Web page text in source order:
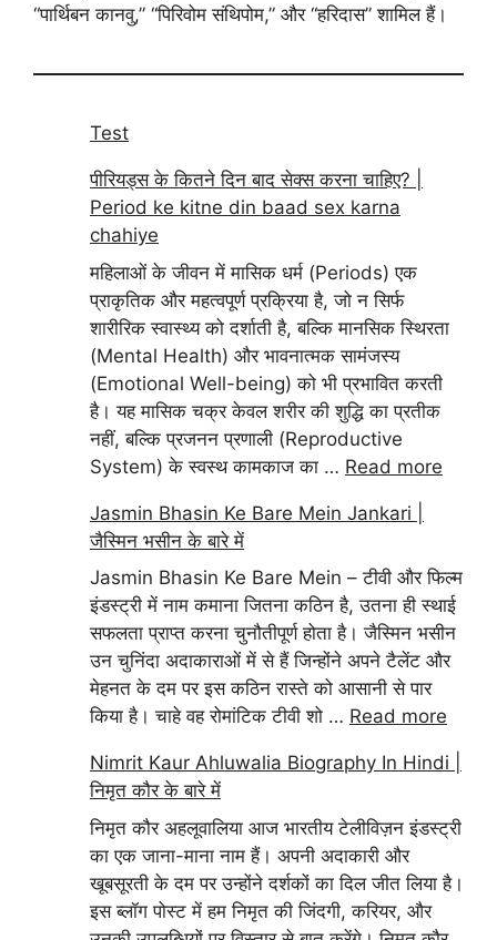
“पार्थिबन कानवु,” “पिरिवोम संथिपोम,” और “हरिदास” शामिल हैं।
Test
पीरियड्स के कितने दिन बाद सेक्स करना चाहिए? |
Period ke kitne din baad sex karna
chahiye
महिलाओं के जीवन में मासिक धर्म (Periods) एक
प्राकृतिक और महत्वपूर्ण प्रक्रिया है, जो न सिर्फ
शारीरिक स्वास्थ्य को दर्शाती है, बल्कि मानसिक स्थिरता
(Mental Health) और भावनात्मक सामंजस्य
(Emotional Well-being) को भी प्रभावित करती
है। यह मासिक चक्र केवल शरीर की शुद्धि का प्रतीक
नहीं, बल्कि प्रजनन प्रणाली (Reproductive
System) के स्वस्थ कामकाज का … Read more
Jasmin Bhasin Ke Bare Mein Jankari |
जैस्मिन भसीन के बारे में
Jasmin Bhasin Ke Bare Mein – टीवी और फिल्म
इंडस्ट्री में नाम कमाना जितना कठिन है, उतना ही स्थाई
सफलता प्राप्त करना चुनौतीपूर्ण होता है। जैस्मिन भसीन
उन चुनिंदा अदाकाराओं में से हैं जिन्होंने अपने टैलेंट और
मेहनत के दम पर इस कठिन रास्ते को आसानी से पार
किया है। चाहे वह रोमांटिक टीवी शो … Read more
Nimrit Kaur Ahluwalia Biography In Hindi |
निमृत कौर के बारे में
निमृत कौर अहलूवालिया आज भारतीय टेलीविज़न इंडस्ट्री
का एक जाना-माना नाम हैं। अपनी अदाकारी और
खूबसूरती के दम पर उन्होंने दर्शकों का दिल जीत लिया है।
इस ब्लॉग पोस्ट में हम निमृत की जिंदगी, करियर, और